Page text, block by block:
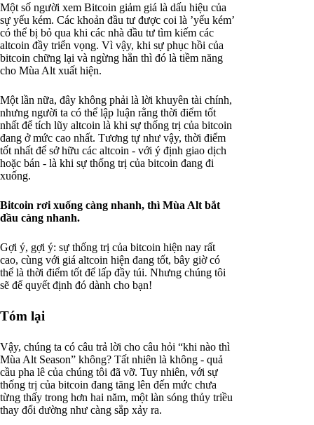
Một số người xem Bitcoin giảm giá là dấu hiệu của
sự yếu kém. Các khoản đầu tư được coi là ’yếu kém’
có thể bị bỏ qua khi các nhà đầu tư tìm kiếm các
altcoin đầy triển vọng. Vì vậy, khi sự phục hồi của
bitcoin chững lại và ngừng hẳn thì đó là tiềm năng
cho Mùa Alt xuất hiện.
Một lần nữa, đây không phải là lời khuyên tài chính,
nhưng người ta có thể lập luận rằng thời điểm tốt
nhất để tích lũy altcoin là khi sự thống trị của bitcoin
đang ở mức cao nhất. Tương tự như vậy, thời điểm
tốt nhất để sở hữu các altcoin - với ý định giao dịch
hoặc bán - là khi sự thống trị của bitcoin đang đi
xuống.
Bitcoin rơi xuống càng nhanh, thì Mùa Alt bắt
đầu càng nhanh.
Gợi ý, gợi ý: sự thống trị của bitcoin hiện nay rất
cao, cùng với giá altcoin hiện đang tốt, bây giờ có
thể là thời điểm tốt để lấp đầy túi. Nhưng chúng tôi
sẽ để quyết định đó dành cho bạn!
Tóm lại
Vậy, chúng ta có câu trả lời cho câu hỏi “khi nào thì
Mùa Alt Season” không? Tất nhiên là không - quả
cầu pha lê của chúng tôi đã vỡ. Tuy nhiên, với sự
thống trị của bitcoin đang tăng lên đến mức chưa
từng thấy trong hơn hai năm, một làn sóng thủy triều
thay đổi dường như càng sắp xảy ra.